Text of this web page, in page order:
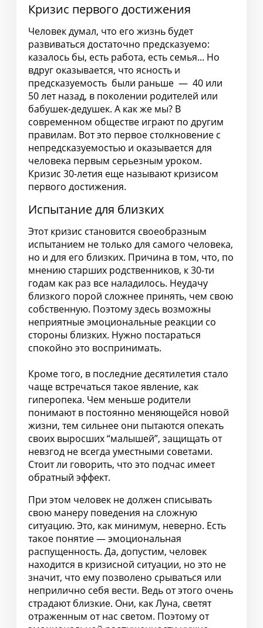
Кризис первого достижения
Человек думал, что его жизнь будет
развиваться достаточно предсказуемо:
казалось бы, есть работа, есть семья... Но
вдруг оказывается, что ясность и
предсказуемость были раньше — 40 или
50 лет назад, в поколении родителей или
бабушек-дедушек. А как же мы? В
современном обществе играют по другим
правилам. Вот это первое столкновение с
непредсказуемостью и оказывается для
человека первым серьезным уроком.
Кризис 30-летия еще называют кризисом
первого достижения.
Испытание для близких
Этот кризис становится своеобразным
испытанием не только для самого человека,
но и для его близких. Причина в том, что, по
мнению старших родственников, к 30-ти
годам как раз все наладилось. Неудачу
близкого порой сложнее принять, чем свою
собственную. Поэтому здесь возможны
неприятные эмоциональные реакции со
стороны близких. Нужно постараться
спокойно это воспринимать.
Кроме того, в последние десятилетия стало
чаще встречаться такое явление, как
гиперопека. Чем меньше родители
понимают в постоянно меняющейся новой
жизни, тем сильнее они пытаются опекать
своих выросших “малышей”, защищать от
невзгод не всегда уместными советами.
Стоит ли говорить, что это подчас имеет
обратный эффект.
При этом человек не должен списывать
свою манеру поведения на сложную
ситуацию. Это, как минимум, неверно. Есть
такое понятие — эмоциональная
распущенность. Да, допустим, человек
находится в кризисной ситуации, но это не
значит, что ему позволено срываться или
неприлично себя вести. Ведь от этого очень
страдают близкие. Они, как Луна, светят
отраженным от нас светом. Поэтому от